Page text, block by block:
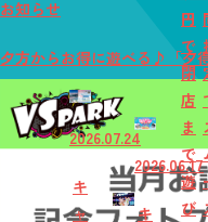
2026.07.24
キ
ャ
2026.06.17
キ
円
で
閉
店
ま
で
遊
び
お知らせ
夕方からお得に遊べる♪「夕